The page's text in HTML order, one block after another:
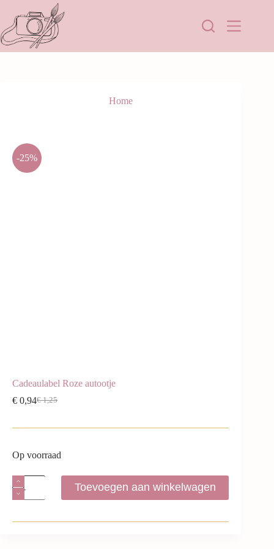
Home
-25%
Cadeaulabel Roze autootje
€1,25
€ 0,94
Op voorraad
Toevoegen aan winkelwagen